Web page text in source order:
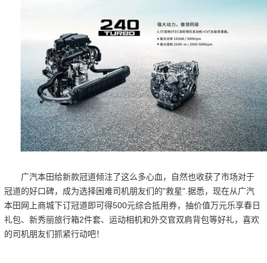
广汽本田给新款冠道倾注了这么多心血，自然也收获了市场对于
冠道的好口碑，成为选择困难司机朋友们的"救星".据悉，现在从广汽
本田网上商城下订冠道即可得500元综合抵用券，抽价值万元乐享春日
礼包、新秀丽旅行箱2件套、运动相机和外交官双肩背包等好礼，喜欢
的司机朋友们抓紧行动吧！